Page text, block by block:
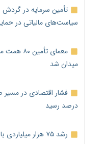
تأمین سرمایه در
سیاست‌های مالیاتی در
معمای
میدان شد
درصد رسید
رشد ۷۵ هزار